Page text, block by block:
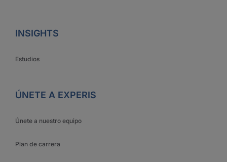
INSIGHTS
Estudios
ÚNETE A EXPERIS
Únete a nuestro equipo
Plan de carrera